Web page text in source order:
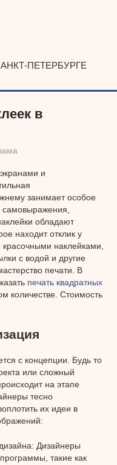
ПЕТЕРБУРГЕ
в
и
занимает особое
самовыражения,
обладают
находит отклик у
наклейками,
с водой и другие
печати. В
печать квадратных
количестве. Стоимость
с концепции. Будь то
или сложный
на этапе
тесно
их идеи в
Дизайнеры
такие как